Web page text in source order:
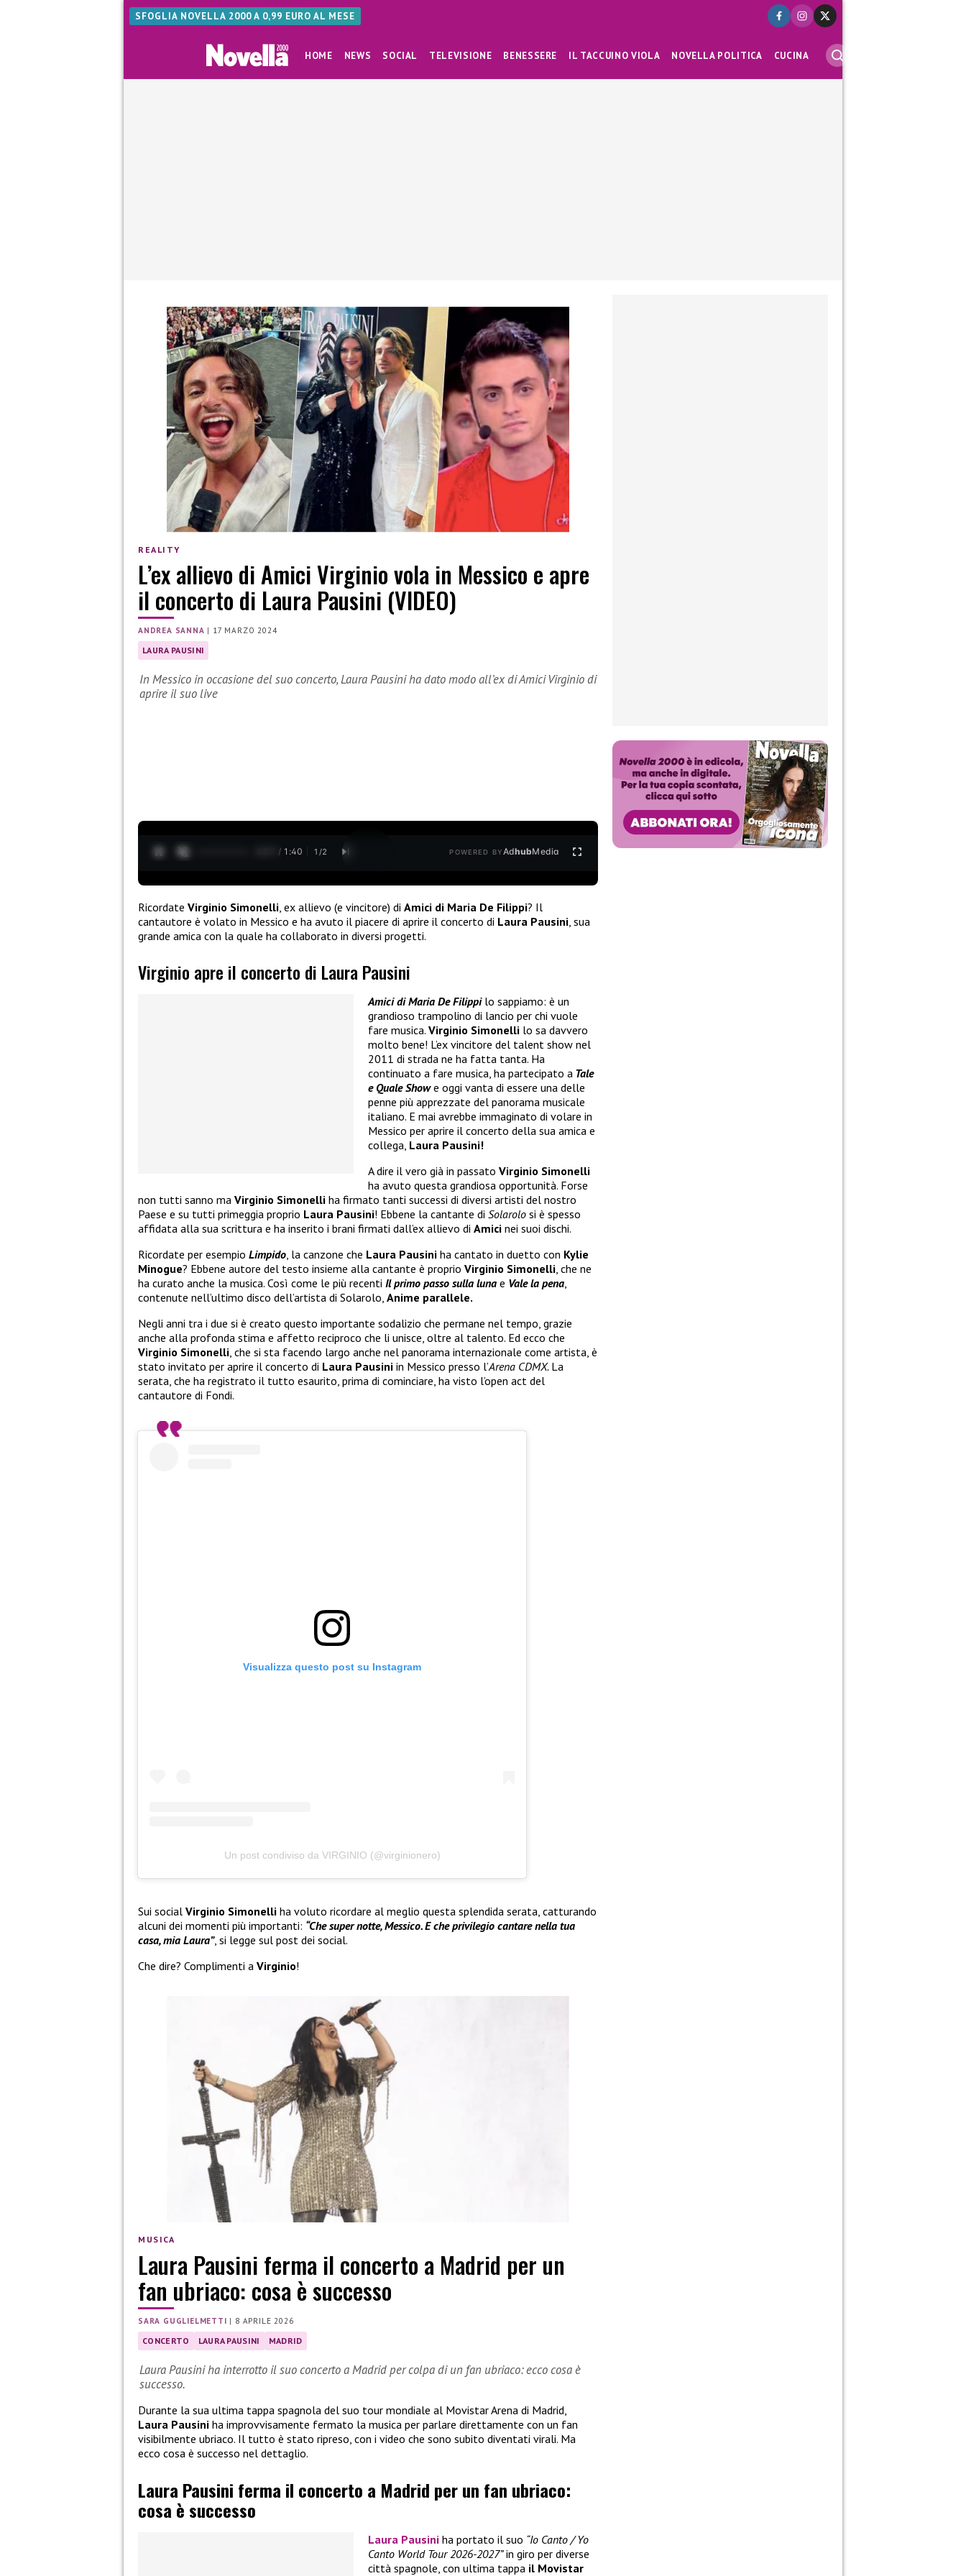
SFOGLIA NOVELLA 2000 A 0,99 EURO AL MESE
HOME NEWS SOCIAL TELEVISIONE BENESSERE IL TACCUINO VIOLA NOVELLA POLITICA CUCINA
REALITY
L’ex allievo di Amici Virginio vola in Messico e apre
il concerto di Laura Pausini (VIDEO)
ANDREA SANNA | 17 MARZO 2024
LAURA PAUSINI
In Messico in occasione del suo concerto, Laura Pausini ha dato modo all’ex di Amici Virginio di
aprire il suo live
0:28 / 1:40 1 /2 POWERED BYAdhubMedia
Ricordate Virginio Simonelli , ex allievo (e vincitore) di Amici di Maria De Filippi? Il
cantautore è volato in Messico e ha avuto il piacere di aprire il concerto di Laura Pausini , sua
grande amica con la quale ha collaborato in diversi progetti.
Virginio apre il concerto di Laura Pausini
Amici di Maria De Filippilo sappiamo: è un
grandioso trampolino di lancio per chi vuole
fare musica. Virginio Simonelli lo sa davvero
molto bene! L’ex vincitore del talent show nel
2011 di strada ne ha fatta tanta. Ha
continuato a fare musica, ha partecipato a Tale
e Quale Showe oggi vanta di essere una delle
penne più apprezzate del panorama musicale
italiano. E mai avrebbe immaginato di volare in
Messico per aprire il concerto della sua amica e
collega, Laura Pausini!
A dire il vero già in passato Virginio Simonelli
ha avuto questa grandiosa opportunità. Forse
non tutti sanno ma Virginio Simonelli ha firmato tanti successi di diversi artisti del nostro
Paese e su tutti primeggia proprio Laura Pausini! Ebbene la cantante di Solarolo si è spesso
affidata alla sua scrittura e ha inserito i brani firmati dall’ex allievo di Amici nei suoi dischi.
Ricordate per esempio Limpido, la canzone che Laura Pausini ha cantato in duetto con Kylie
Minogue? Ebbene autore del testo insieme alla cantante è proprio Virginio Simonelli, che ne
ha curato anche la musica. Così come le più recenti Il primo passo sulla luna e Vale la pena,
contenute nell’ultimo disco dell’artista di Solarolo, Anime parallele.
Negli anni tra i due si è creato questo importante sodalizio che permane nel tempo, grazie
anche alla profonda stima e affetto reciproco che li unisce, oltre al talento. Ed ecco che
Virginio Simonelli, che si sta facendo largo anche nel panorama internazionale come artista, è
stato invitato per aprire il concerto di Laura Pausini in Messico presso l’Arena CDMX. La
serata, che ha registrato il tutto esaurito, prima di cominciare, ha visto l’open act del
cantautore di Fondi.
Visualizza questo post su Instagram
Un post condiviso da VIRGINIO (@virginionero)
Sui social Virginio Simonelli ha voluto ricordare al meglio questa splendida serata, catturando
alcuni dei momenti più importanti: “Che super notte, Messico. E che privilegio cantare nella tua
casa, mia Laura”, si legge sul post dei social.
Che dire? Complimenti a Virginio!
MUSICA
Laura Pausini ferma il concerto a Madrid per un
fan ubriaco: cosa è successo
SARA GUGLIELMETTI | 8 APRILE 2026
CONCERTO LAURA PAUSINI MADRID
Laura Pausini ha interrotto il suo concerto a Madrid per colpa di un fan ubriaco: ecco cosa è
successo.
Durante la sua ultima tappa spagnola del suo tour mondiale al Movistar Arena di Madrid,
Laura Pausini ha improvvisamente fermato la musica per parlare direttamente con un fan
visibilmente ubriaco. Il tutto è stato ripreso, con i video che sono subito diventati virali. Ma
ecco cosa è successo nel dettaglio.
Laura Pausini ferma il concerto a Madrid per un fan ubriaco:
cosa è successo
Laura Pausini ha portato il suo “Io Canto / Yo
Canto World Tour 2026-2027”in giro per diverse
città spagnole, con ultima tappa il Movistar